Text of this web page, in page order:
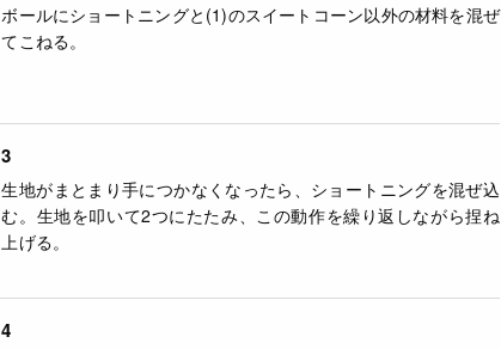
ボールにショートニングと(1)のスイートコーン以外の材料を混ぜ
てこねる。
3
生地がまとまり手につかなくなったら、ショートニングを混ぜ込
む。生地を叩いて2つにたたみ、この動作を繰り返しながら捏ね
上げる。
4